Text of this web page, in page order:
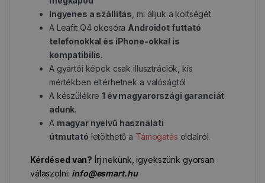
Ingyenes a szállítás , mi álljuk a költségét
A Leafit Q4 okosóra Androidot futtató
telefonokkal és iPhone-okkal is
kompatibilis.
A gyártói képek csak illusztrációk, kis
mértékben eltérhetnek a valóságtól
A készülékre1 év magyarországi garanciát
adunk.
A magyar nyelvű használati
útmutató letölthető a Támogatás oldalról.
Kérdésed van? Írj nekünk, igyekszünk gyorsan
válaszolni: info@esmart.hu